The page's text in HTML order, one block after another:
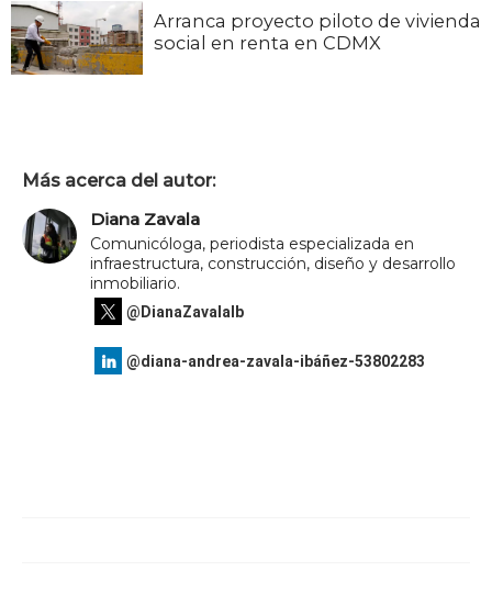
Arranca proyecto piloto de vivienda
social en renta en CDMX
Más acerca del autor:
Diana Zavala
Comunicóloga, periodista especializada en
infraestructura, construcción, diseño y desarrollo
inmobiliario.
@DianaZavalaIb
@diana-andrea-zavala-ibáñez-53802283